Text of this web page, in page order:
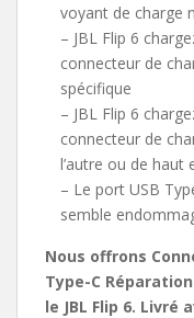
voyant de charge
– JBL Flip 6
connecteur de
spécifique
– JBL Flip 6
connecteur de
l’autre ou de haut
– Le port USB
semble
Nous offrons
Type-C
le JBL Flip 6. Livré